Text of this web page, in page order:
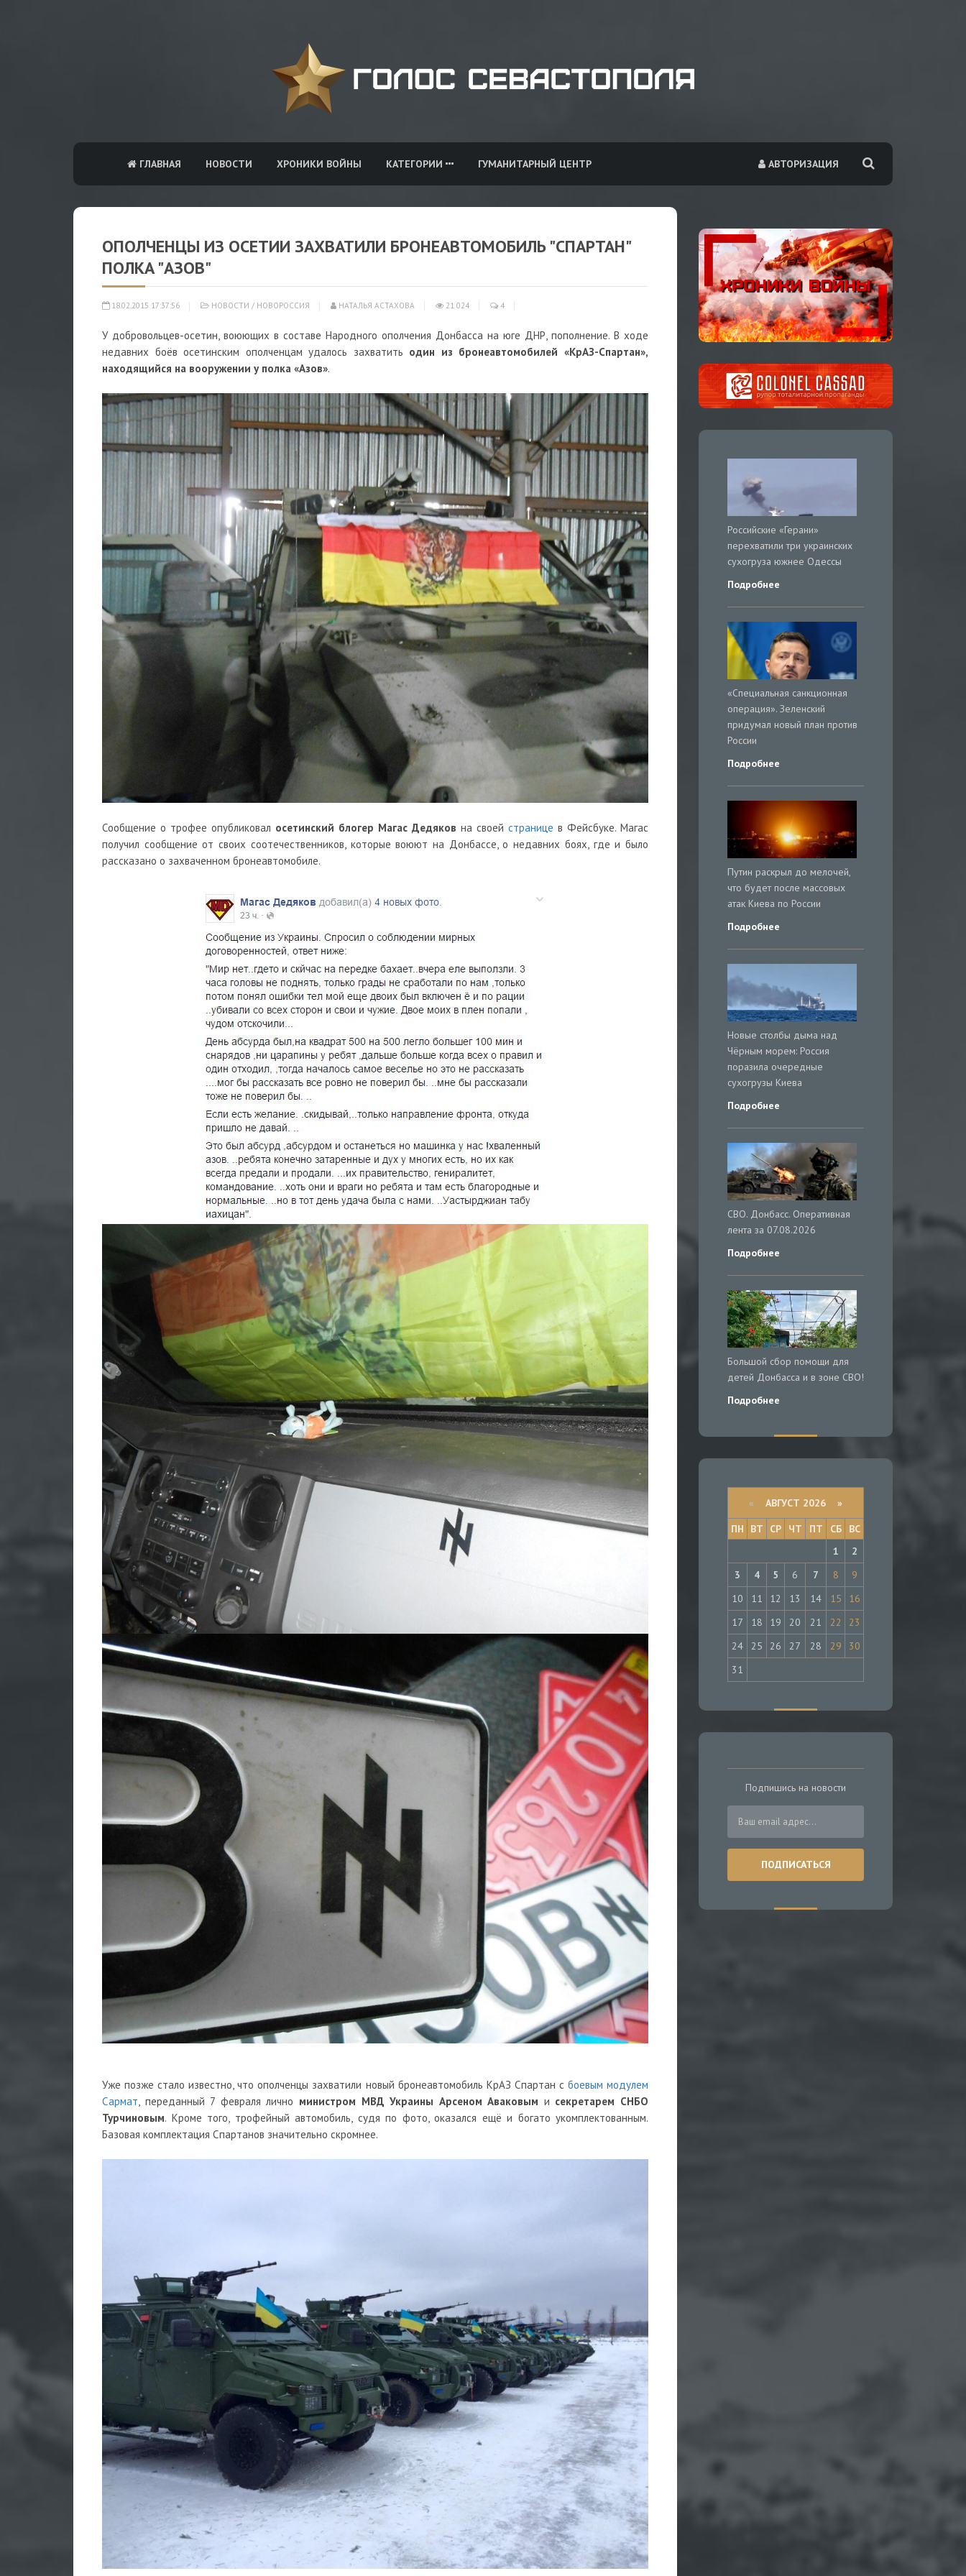
АВТОРИЗАЦИЯ
ГЛАВНАЯ НОВОСТИ ХРОНИКИ ВОЙНЫ КАТЕГОРИИ ГУМАНИТАРНЫЙ ЦЕНТР
ОПОЛЧЕНЦЫ ИЗ ОСЕТИИ ЗАХВАТИЛИ БРОНЕАВТОМОБИЛЬ "СПАРТАН"
ПОЛКА "АЗОВ"
18.02.2015 17:37:56 НОВОСТИ / НОВОРОССИЯ НАТАЛЬЯ АСТАХОВА 21 024 4
У добровольцев-осетин, воюющих в составе Народного ополчения Донбасса на юге ДНР, пополнение. В ходе
недавних боёв осетинским ополченцам удалось захватить один из бронеавтомобилей «КрАЗ-Спартан»,
находящийся на вооружении у полка «Азов».
Сообщение о трофее опубликовал осетинский блогер Магас Дедяков на своей странице в Фейсбуке. Магас
получил сообщение от своих соотечественников, которые воюют на Донбассе, о недавних боях, где и было
рассказано о захваченном бронеавтомобиле.
Уже позже стало известно, что ополченцы захватили новый бронеавтомобиль КрАЗ Спартан с боевым модулем
Сармат, переданный 7 февраля лично министром МВД Украины Арсеном Аваковым и секретарем СНБО
Турчиновым. Кроме того, трофейный автомобиль, судя по фото, оказался ещё и богато укомплектованным.
Базовая комплектация Спартанов значительно скромнее.
Российские «Герани»
перехватили три украинских
сухогруза южнее Одессы
Подробнее
«Специальная санкционная
операция». Зеленский
придумал новый план против
России
Подробнее
Путин раскрыл до мелочей,
что будет после массовых
атак Киева по России
Подробнее
Новые столбы дыма над
Чёрным морем: Россия
поразила очередные
сухогрузы Киева
Подробнее
СВО. Донбасс. Оперативная
лента за 07.08.2026
Подробнее
Большой сбор помощи для
детей Донбасса и в зоне СВО!
Подробнее
« АВГУСТ 2026 »
ПН
ВТ СР ЧТ ПТ СБ
ВС
1
2
3
4 5 6 7 8
9
10
11 12 13 14 15
16
17
18 19 20 21 22
23
24
25 26 27 28 29
30
31
Подпишись на новости